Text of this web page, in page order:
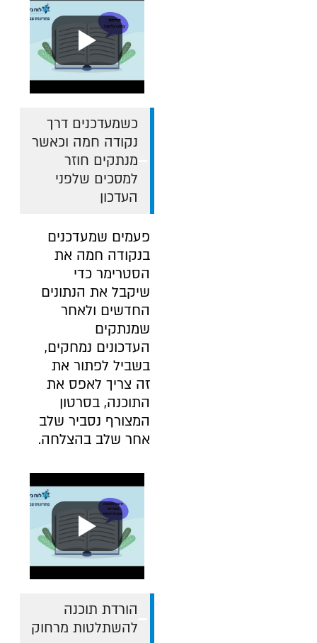
כשמעדכנים דרך
נקודה חמה וכאשר
מנתקים חוזר
למסכים שלפני
העדכון
פעמים שמעדכנים
בנקודה חמה את
הסטרימר כדי
שיקבל את הנתונים
החדשים ולאחר
שמנתקים
העדכונים נמחקים,
בשביל לפתור את
זה צריך לאפס את
התוכנה, בסרטון
המצורף נסביר שלב
אחר שלב בהצלחה.
הורדת תוכנה
להשתלטות מרחוק